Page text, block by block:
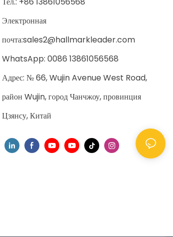
Электронная
почта:sales2@hallmarkleader.com
WhatsApp: 0086 13861056568
Адрес: № 66, Wujin Avenue West Road,
район Wujin, город Чанчжоу, провинция
Цзянсу, Китай